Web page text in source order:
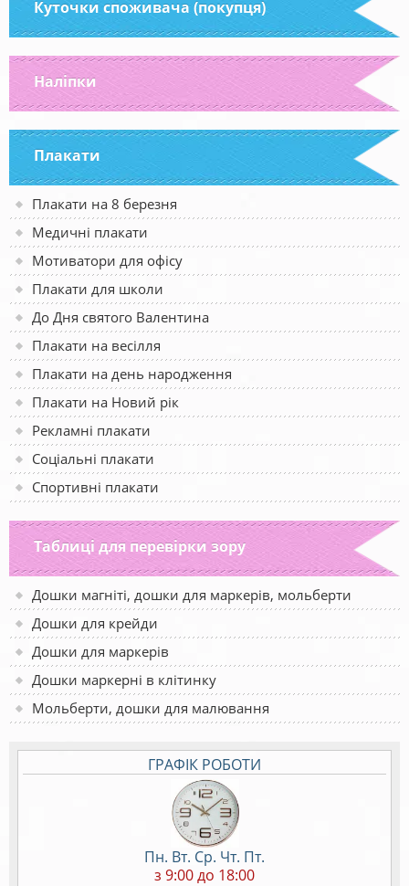
Куточки споживача (покупця)
Наліпки
Плакати
Плакати на 8 березня
Медичні плакати
Мотиватори для офісу
Плакати для школи
До Дня святого Валентина
Плакати на весілля
Плакати на день народження
Плакати на Новий рік
Рекламні плакати
Соціальні плакати
Спортивні плакати
Таблиці для перевірки зору
Дошки магніті, дошки для маркерів, мольберти
Дошки для крейди
Дошки для маркерів
Дошки маркерні в клітинку
Мольберти, дошки для малювання
ГРАФІК РОБОТИ
Пн. Вт. Ср. Чт. Пт.
з 9:00 до 18:00